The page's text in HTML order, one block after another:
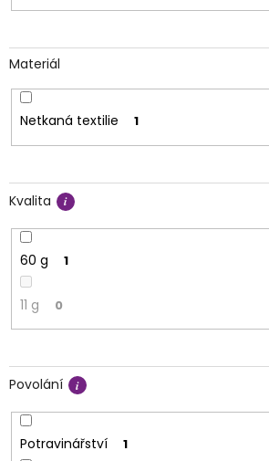
Materiál
Netkaná textilie 1
Kvalita
60 g 1
11 g 0
Povolání
Potravinářství 1